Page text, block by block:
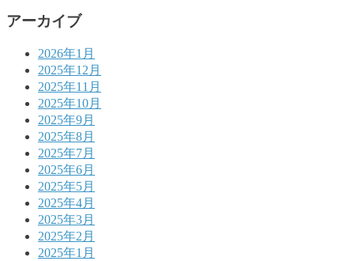
アーカイブ
2026年1月
2025年12月
2025年11月
2025年10月
2025年9月
2025年8月
2025年7月
2025年6月
2025年5月
2025年4月
2025年3月
2025年2月
2025年1月